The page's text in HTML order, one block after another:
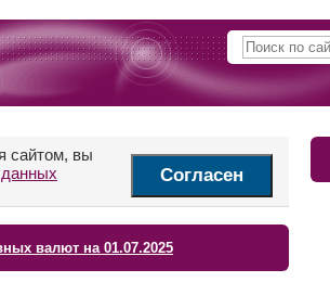
сайтом, вы
Согласен
валют на 01.07.2025